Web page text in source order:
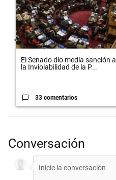
El Senado dio media sanción a
la Inviolabilidad de la P...
33 comentarios
Conversación